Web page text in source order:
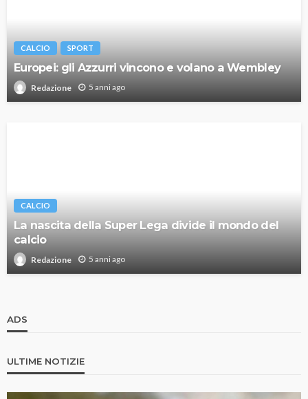
CALCIO SPORT
Europei: gli Azzurri vincono e volano a Wembley
Redazione 5 anni ago
CALCIO
La nascita della Super Lega divide il mondo del
calcio
Redazione 5 anni ago
ADS
ULTIME NOTIZIE